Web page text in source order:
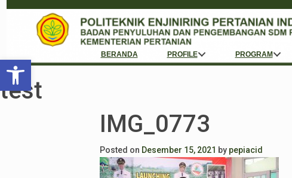
Open toolbarBERANDA PROFILE PROGRAM
test
IMG_0773
Posted on Desember 15, 2021 by pepiacid